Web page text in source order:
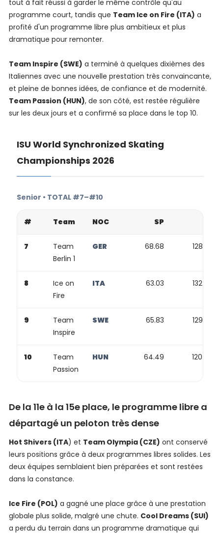
tout à fait réussi à garder le même contrôle qu'au
programme court, tandis que Team Ice on Fire (ITA) a
profité d'un programme libre plus ambitieux et plus
dramatique pour remonter.
Team Inspire (SWE) a terminé à quelques dixièmes des
Italiennes avec une nouvelle prestation très convaincante,
et pleine de bonnes idées, de confiance et de modernité.
Team Passion (HUN), de son côté, est restée régulière
sur les deux jours et a confirmé sa place dans le top 10.
ISU World Synchronized Skating
Championships 2026
Senior • TOTAL #7–#10
# Team NOC SP
7
Team
Berlin 1
GER 68.68 128.92
8
Ice on
Fire
ITA 63.03 132.90
9
Team
Inspire
SWE 65.83 129.93
10
Team
Passion
HUN 64.49 120.07
De la 11e à la 15e place, le programme libre a
départagé un peloton très dense
Hot Shivers (ITA) et Team Olympia (CZE) ont conservé
leurs positions grâce à deux programmes libres solides. Les
deux équipes semblaient bien préparées et sont restées
dans la constance.
Ice Fire (POL) a gagné une place grâce à une prestation
globale plus solide, malgré une chute. Cool Dreams (SUI)
a perdu du terrain dans un programme dramatique qui